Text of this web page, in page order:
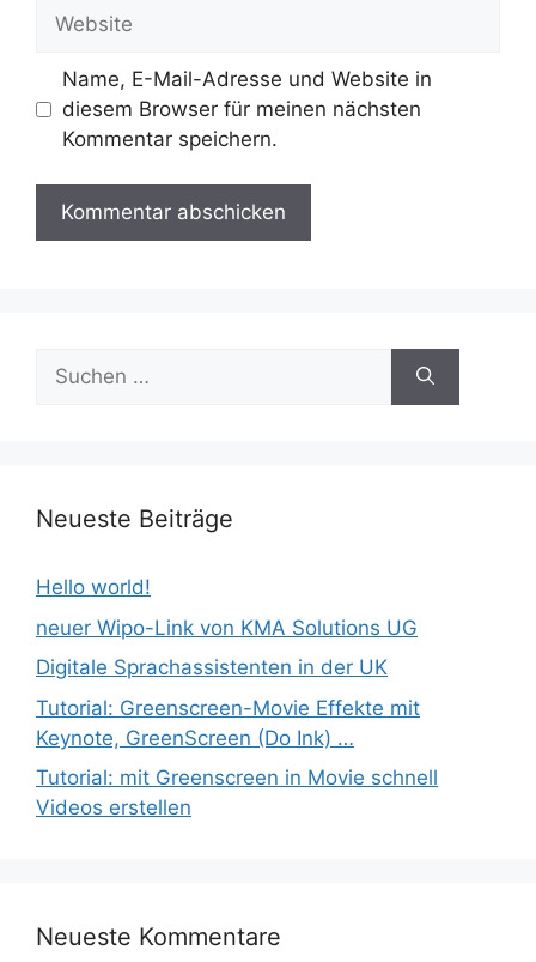
Name, E-Mail-Adresse und Website in
diesem Browser für meinen nächsten
Kommentar speichern.
Suchen
nach:
Neueste Beiträge
Hello world!
neuer Wipo-Link von KMA Solutions UG
Digitale Sprachassistenten in der UK
Tutorial: Greenscreen-Movie Effekte mit
Keynote, GreenScreen (Do Ink) …
Tutorial: mit Greenscreen in Movie schnell
Videos erstellen
Neueste Kommentare